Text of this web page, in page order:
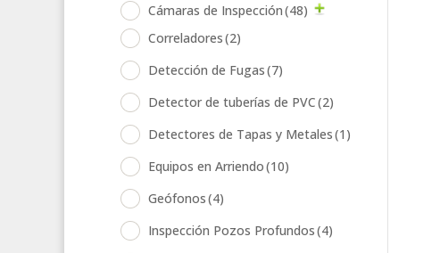
Cámaras de Inspección(48)
Correladores(2)
Detección de Fugas(7)
Detector de tuberías de PVC(2)
Detectores de Tapas y Metales(1)
Equipos en Arriendo(10)
Geófonos(4)
Inspección Pozos Profundos(4)